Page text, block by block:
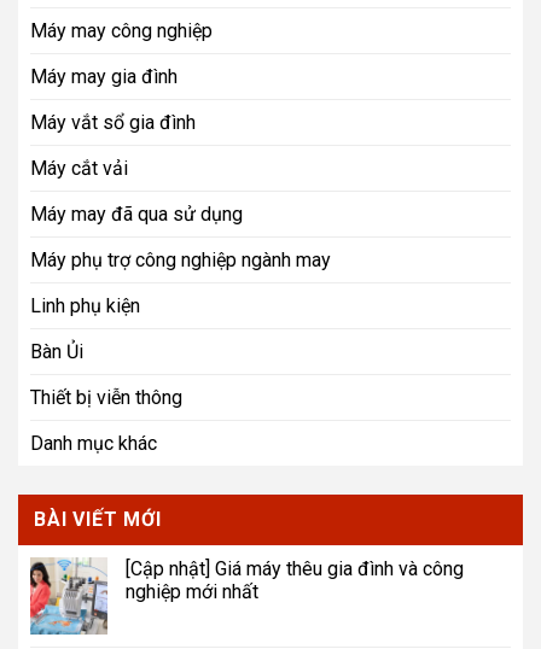
Máy may công nghiệp
Máy may gia đình
Máy vắt sổ gia đình
Máy cắt vải
Máy may đã qua sử dụng
Máy phụ trợ công nghiệp ngành may
Linh phụ kiện
Bàn Ủi
Thiết bị viễn thông
Danh mục khác
BÀI VIẾT MỚI
[Cập nhật] Giá máy thêu gia đình và công
nghiệp mới nhất